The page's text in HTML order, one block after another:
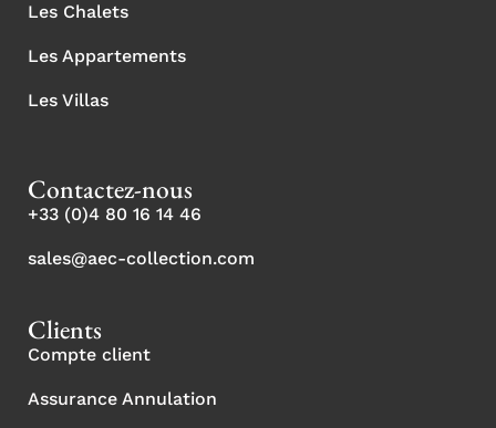
Les Chalets
Les Appartements
Les Villas
Contactez-nous
+33 (0)4 80 16 14 46
sales@aec-collection.com
Clients
Compte client
Assurance Annulation